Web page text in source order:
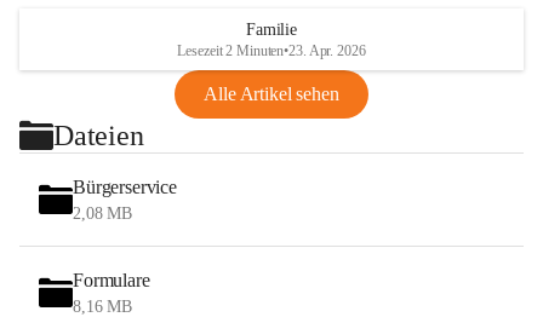
Familie
Lesezeit 2 Minuten•23. Apr. 2026
Alle Artikel sehen
Dateien
Bürgerservice
2,08 MB
Formulare
8,16 MB